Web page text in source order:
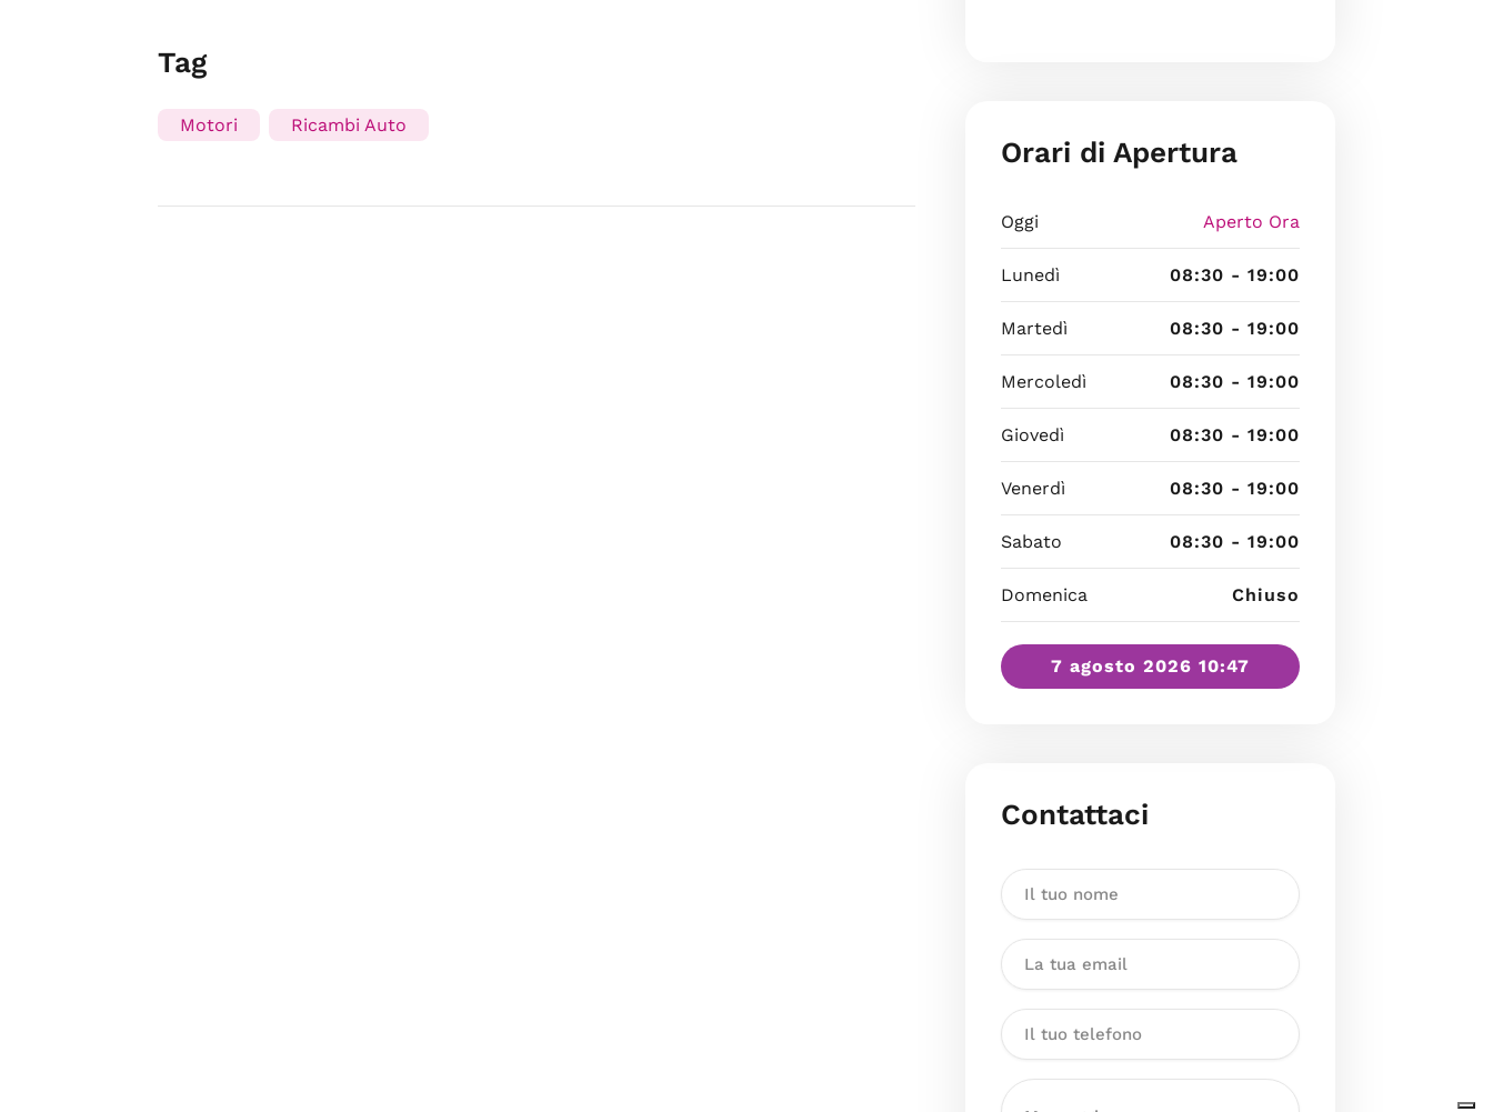
Tag
Motori Ricambi Auto
Orari di Apertura
Oggi Aperto Ora
Lunedì 08:30 - 19:00
Martedì 08:30 - 19:00
Mercoledì 08:30 - 19:00
Giovedì 08:30 - 19:00
Venerdì 08:30 - 19:00
Sabato 08:30 - 19:00
Domenica Chiuso
7 agosto 2026 10:47
Contattaci